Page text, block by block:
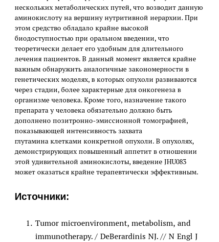
нескольких метаболических путей, что возводит данную
аминокислоту на вершину нутритивной иерархии. При
этом средство обладало крайне высокой
биодоступностью при оральном введении, что
теоретически делает его удобным для длительного
лечения пациентов. В данный момент является крайне
важным обнаружить аналогичные закономерности в
генетических моделях, в которых опухоли развиваются
через стадии, более характерные для онкогенеза в
организме человека. Кроме того, назначение такого
препарата у человека обязательно должно быть
дополнено позитронно-эмиссионной томографией,
показывающей интенсивность захвата
глутамина клетками конкретной опухоли. В опухолях,
демонстрирующих повышенный аппетит в отношении
этой удивительной аминокислоты, введение JHU083
может оказаться крайне терапевтически эффективным.
Источники:
Tumor microenvironment, metabolism, and
immunotherapy. / DeBerardinis NJ. // N Engl J